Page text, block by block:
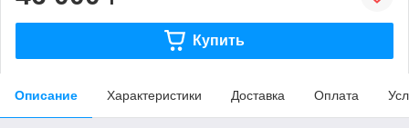
Купить
Описание Характеристики Доставка Оплата